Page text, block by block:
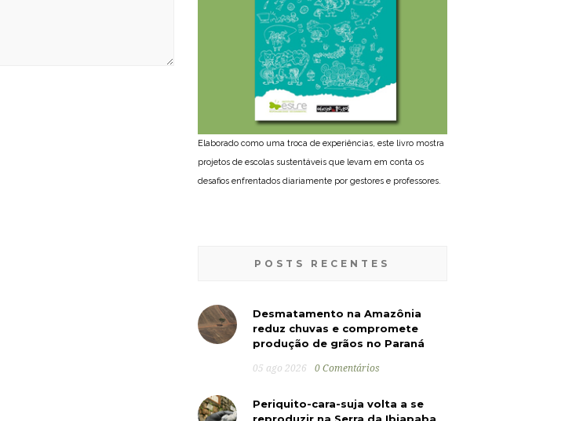
Elaborado como uma troca de experiências, este livro mostra
projetos de escolas sustentáveis que levam em conta os
desafios enfrentados diariamente por gestores e professores.
POSTS RECENTES
Desmatamento na Amazônia
reduz chuvas e compromete
produção de grãos no Paraná
05 ago 2026 0 Comentários
Periquito-cara-suja volta a se
reproduzir na Serra da Ibiapaba